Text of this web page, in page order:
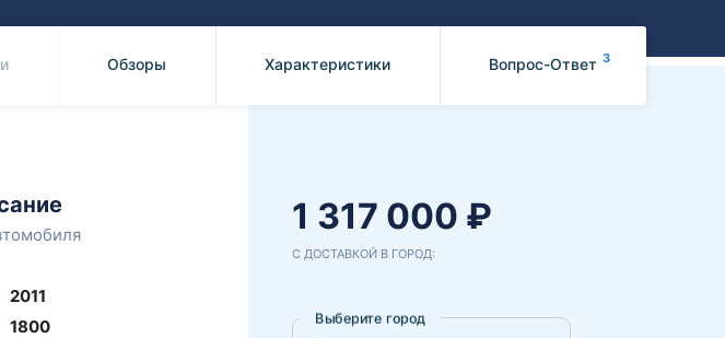
Обзоры Характеристики Вопрос-Ответ 3
2011
1800
1 317 000 ₽
С ДОСТАВКОЙ В ГОРОД:
Выберите город